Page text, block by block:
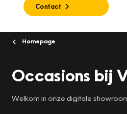
Contact
Homepage
Occasions bij
Welkom in onze digitale